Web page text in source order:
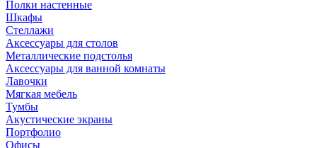
Полки настенные
Шкафы
Стеллажи
Аксессуары для столов
Металлические подстолья
Аксессуары для ванной комнаты
Лавочки
Мягкая мебель
Тумбы
Акустические экраны
Портфолио
Офисы